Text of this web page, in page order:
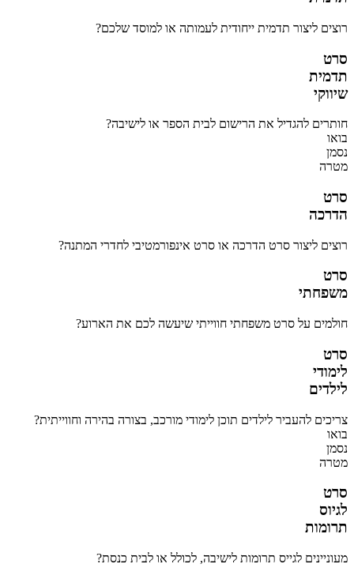
רוצים ליצור תדמית ייחודית לעמותה או למוסד שלכם?
סרט
תדמית
שיווקי
חותרים להגדיל את הרישום לבית הספר או לישיבה?
בואו
נסמן
מטרה
סרט
הדרכה
רוצים ליצור סרט הדרכה או סרט אינפורמטיבי לחדרי המתנה?
סרט
משפחתי
חולמים על סרט משפחתי חווייתי שיעשה לכם את הארוע?
סרט
לימודי
לילדים
צריכים להעביר לילדים תוכן לימודי מורכב, בצורה בהירה וחווייתית?
בואו
נסמן
מטרה
סרט
לגיוס
תרומות
מעוניינים לגייס תרומות לישיבה, לכולל או לבית כנסת?